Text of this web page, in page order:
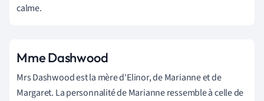
calme.
Mme Dashwood
Mrs Dashwood est la mère d'Elinor, de Marianne et de
Margaret. La personnalité de Marianne ressemble à celle de